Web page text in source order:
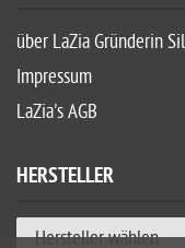
über LaZia Gründerin
Impressum
LaZia's AGB
HERSTELLER
Hersteller wählen